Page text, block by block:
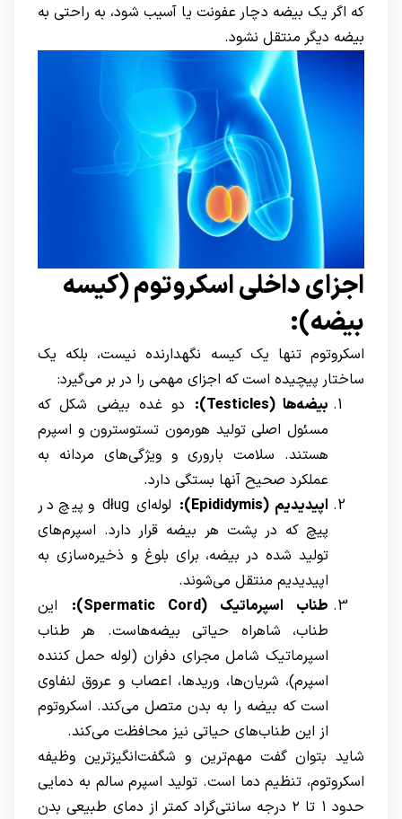
که اگر یک بیضه دچار عفونت یا آسیب شود، به راحتی به
بیضه دیگر منتقل نشود.
اجزای داخلی اسکروتوم (کیسه
بیضه):
اسکروتوم تنها یک کیسه نگهدارنده نیست، بلکه یک
ساختار پیچیده است که اجزای مهمی را در بر می‌گیرد:
بیضه‌ها(Testicles)
: دو غده بیضی شکل که
مسئول اصلی تولید هورمون تستوسترون و اسپرم
هستند. سلامت باروری و ویژگی‌های مردانه به
عملکرد صحیح آنها بستگی دارد.
اپیدیدیم (Epididymis)
:
لوله‌ای dług و پیچ در
پیچ که در پشت هر بیضه قرار دارد. اسپرم‌های
تولید شده در بیضه، برای بلوغ و ذخیره‌سازی به
اپیدیدیم منتقل می‌شوند.
طناب اسپرماتیک (Spermatic Cord)
: این
طناب، شاهراه حیاتی بیضه‌هاست. هر طناب
اسپرماتیک شامل مجرای دفران (لوله حمل کننده
اسپرم)، شریان‌ها، وریدها، اعصاب و عروق لنفاوی
است که بیضه را به بدن متصل می‌کند. اسکروتوم
از این طناب‌های حیاتی نیز محافظت می‌کند.
شاید بتوان گفت مهم‌ترین و شگفت‌انگیزترین وظیفه
اسکروتوم، تنظیم دما است. تولید اسپرم سالم به دمایی
حدود ۱ تا ۲ درجه سانتی‌گراد کمتر از دمای طبیعی بدن